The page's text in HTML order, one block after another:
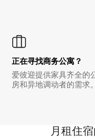
正在寻找商务公寓？
爱彼迎提供家具齐全的
房和异地调动者的需求。
月租住